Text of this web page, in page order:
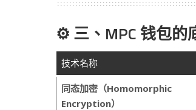
⚙️ 三、MPC 钱包的
技术名称
同态加密（Homomorphic
Encryption）